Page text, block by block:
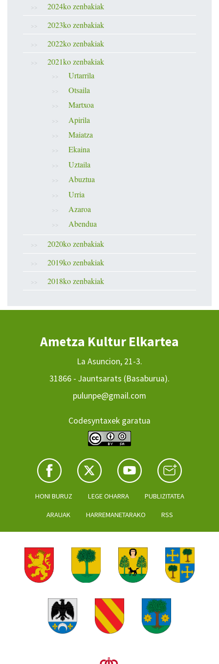
2024ko zenbakiak
2023ko zenbakiak
2022ko zenbakiak
2021ko zenbakiak
Urtarrila
Otsaila
Martxoa
Apirila
Maiatza
Ekaina
Uztaila
Abuztua
Urria
Azaroa
Abendua
2020ko zenbakiak
2019ko zenbakiak
2018ko zenbakiak
Ametza Kultur Elkartea
La Asuncion, 21-3.
31866 - Jauntsarats (Basaburua).
pulunpe@gmail.com
Codesyntaxek garatua
HONI BURUZ LEGE OHARRA PUBLIZITATEA
ARAUAK HARREMANETARAKO RSS